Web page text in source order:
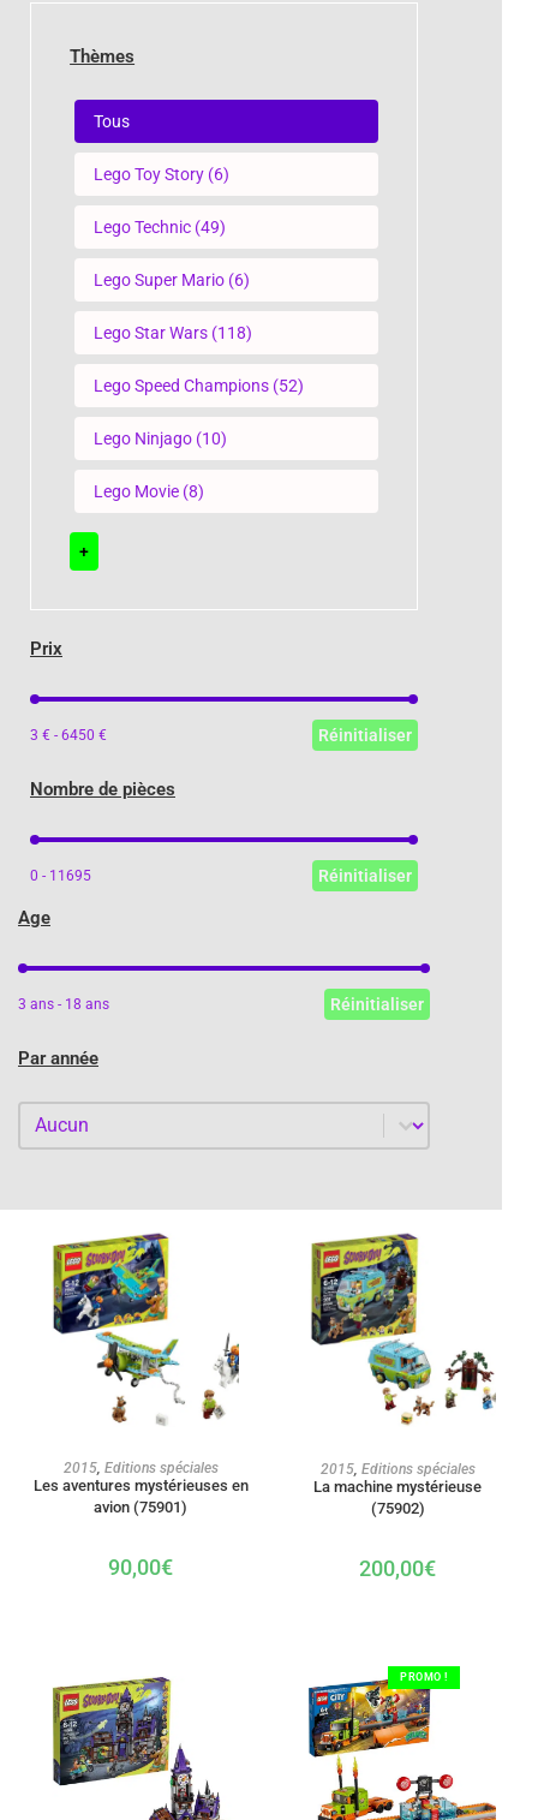
Thèmes
Thèmes
Tous
Lego Toy Story (6)
Lego Technic (49)
Lego Super Mario (6)
Lego Star Wars (118)
Lego Speed Champions (52)
Lego Ninjago (10)
Lego Movie (8)
+
Prix
Prix
3 € - 6450 € Réinitialiser
Nombre de pièces
Nombre de pièces
0 - 11695 Réinitialiser
Age
Age
3 ans - 18 ans Réinitialiser
Par année
Par année
Par année
AJOUTER AU PANIER
2015, Editions spéciales
Les aventures mystérieuses en
avion (75901)
90,00€
AJOUTER AU PANIER
2015, Editions spéciales
La machine mystérieuse
(75902)
200,00€
PROMO !